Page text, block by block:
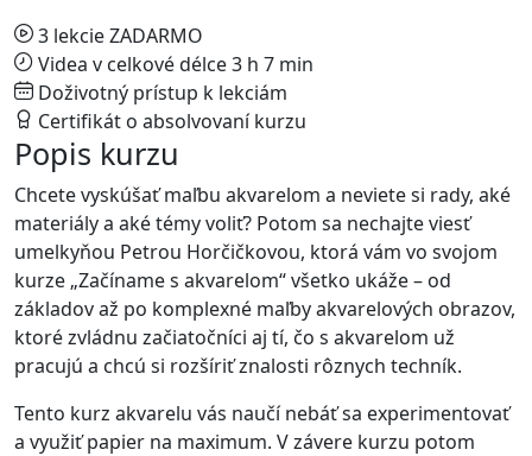
3 lekcie ZADARMO
Videa v celkové délce 3 h 7 min
Doživotný prístup k lekciám
Certifikát o absolvovaní kurzu
Popis kurzu
Chcete vyskúšať maľbu akvarelom a neviete si rady, aké
materiály a aké témy voliť? Potom sa nechajte viesť
umelkyňou Petrou Horčičkovou, ktorá vám vo svojom
kurze „Začíname s akvarelom“ všetko ukáže – od
základov až po komplexné maľby akvarelových obrazov,
ktoré zvládnu začiatočníci aj tí, čo s akvarelom už
pracujú a chcú si rozšíriť znalosti rôznych techník.
Tento kurz akvarelu vás naučí nebáť sa experimentovať
a využiť papier na maximum. V závere kurzu potom